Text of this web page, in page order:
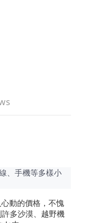
、手機等多樣小
動的價格，不愧
多沙漠、越野機